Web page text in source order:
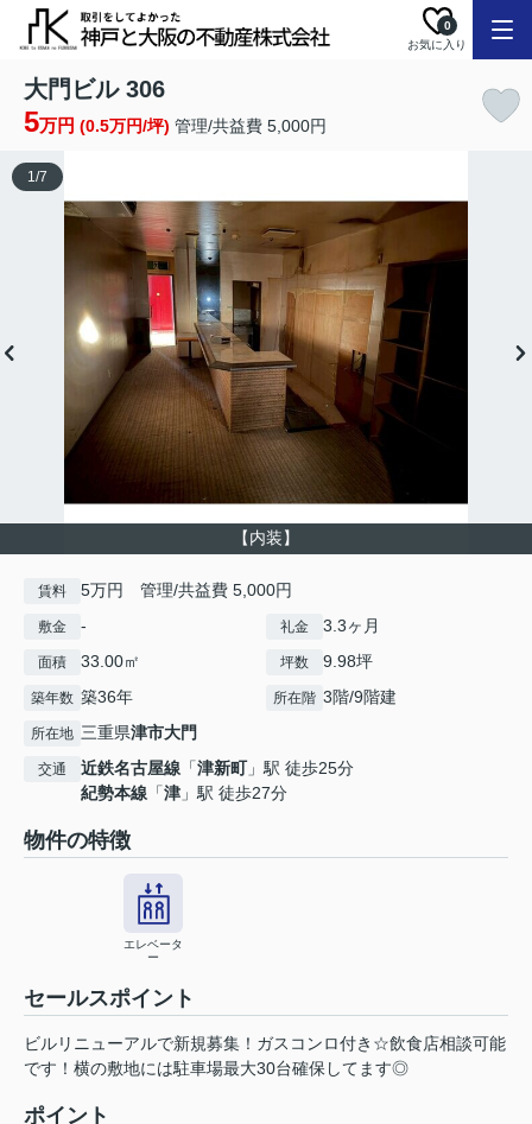
お気に入り
0
大門ビル 306
5万円 (0.5万円/坪) 管理/共益費 5,000円
【内装】
1/7
賃料 5万円 管理/共益費 5,000円
敷金 - 礼金 3.3ヶ月
面積 33.00㎡ 坪数 9.98坪
築年数 築36年 所在階 3階/9階建
所在地 三重県津市大門
交通 近鉄名古屋線 「津新町」駅 徒歩25分
紀勢本線 「津 」駅 徒歩27分
物件の特徴
エレベータ
ー
セールスポイント
ビルリニューアルで新規募集！ガスコンロ付き☆飲食店相談可能
です！横の敷地には駐車場最大30台確保してます◎
ポイント